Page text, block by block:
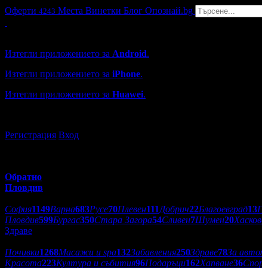
Оферти 4243 Места Винетки Блог Опознай.bg
Изтегли приложението за Android.
Изтегли приложението за iPhone.
Изтегли приложението за Huawei.
Регистрация Вход
Обратно
Пловдив
София1149Варна683Русе70Плевен111Добрич22Благоевград13
Пловдив599Бургас350Стара Загора54Сливен7Шумен20
Здраве
Почивки1268Масажи и spa132Забавления250Здраве78За
Красота223Култура и събития96Подаръци162Хапване36